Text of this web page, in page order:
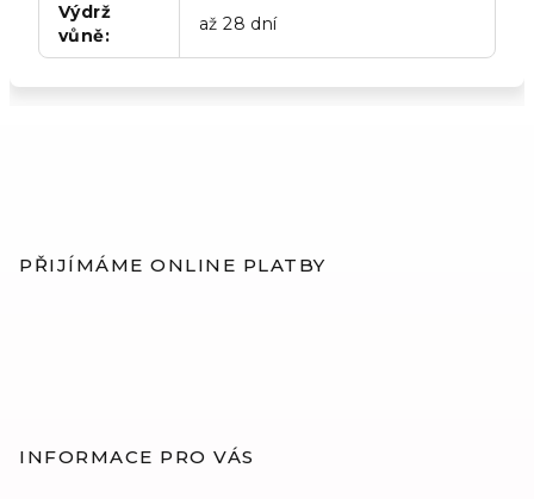
Výdrž
vůně:
až 28 dní
PŘIJÍMÁME ONLINE PLATBY
INFORMACE PRO VÁS